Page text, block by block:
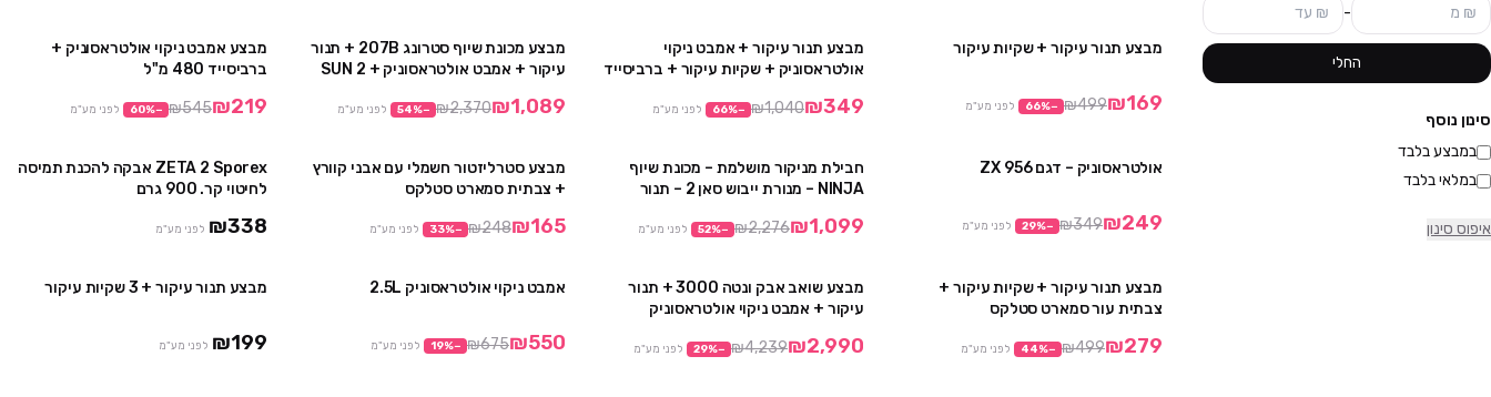
-
החלי
סינון נוסף
במבצע בלבד
במלאי בלבד
איפוס סינון
מבצע תנור עיקור + שקיות עיקור
₪169
₪499
−
66% לפני מע"מ
מבצע
מבצע תנור עיקור + אמבט ניקוי
אולטראסוניק + שקיות עיקור + ברביסייד
₪349
₪1,040
−
66% לפני מע"מ
מבצע
מבצע מכונת שיוף סטרונג 207B + תנור
עיקור + אמבט אולטראסוניק + SUN 2
₪1,089
₪2,370
−
54% לפני מע"מ
מבצע אמבט ניקוי אולטראסוניק +
ברביסייד 480 מ"ל
₪219
₪545
−
60% לפני מע"מ
אולטראסוניק – דגם 956 ZX
₪249
₪349
−
29% לפני מע"מ
מבצע
חבילת מניקור מושלמת – מכונת שיוף
NINJA – מנורת ייבוש סאן 2 – תנור
₪1,099
₪2,276
−
52% לפני מע"מ
מבצע סטרליזטור חשמלי עם אבני קוורץ
+ צבתית סמארט סטלקס
₪165
₪248
−
33% לפני מע"מ
ZETA 2 Sporex אבקה להכנת תמיסה
לחיטוי קר. 900 גרם
₪338 לפני מע"מ
מבצע תנור עיקור + שקיות עיקור +
צבתית עור סמארט סטלקס
₪279
₪499
−
44% לפני מע"מ
מבצע
מבצע שואב אבק ונטה 3000 + תנור
עיקור + אמבט ניקוי אולטראסוניק
₪2,990
₪4,239
−
29% לפני מע"מ
אמבט ניקוי אולטראסוניק 2.5L
₪550
₪675
−
19% לפני מע"מ
מבצע תנור עיקור + 3 שקיות עיקור
₪199 לפני מע"מ